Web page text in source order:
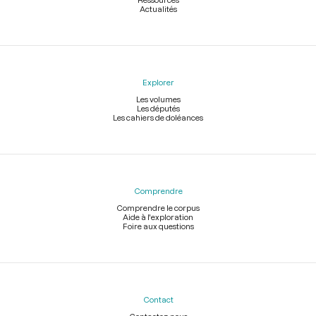
Actualités
Explorer
Les volumes
Les députés
Les cahiers de doléances
Comprendre
Comprendre le corpus
Aide à l'exploration
Foire aux questions
Contact